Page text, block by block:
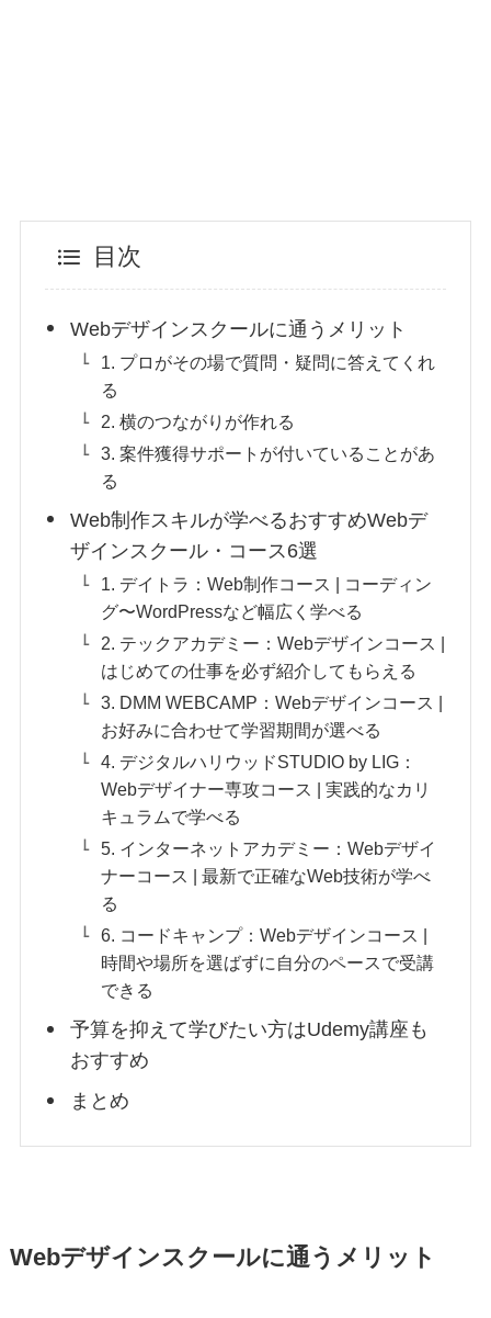
目次
Webデザインスクールに通うメリット
1. プロがその場で質問・疑問に答えてくれ
る
2. 横のつながりが作れる
3. 案件獲得サポートが付いていることがあ
る
Web制作スキルが学べるおすすめWebデ
ザインスクール・コース6選
1. デイトラ：Web制作コース | コーディン
グ〜WordPressなど幅広く学べる
2. テックアカデミー：Webデザインコース |
はじめての仕事を必ず紹介してもらえる
3. DMM WEBCAMP：Webデザインコース |
お好みに合わせて学習期間が選べる
4. デジタルハリウッドSTUDIO by LIG：
Webデザイナー専攻コース | 実践的なカリ
キュラムで学べる
5. インターネットアカデミー：Webデザイ
ナーコース | 最新で正確なWeb技術が学べ
る
6. コードキャンプ：Webデザインコース |
時間や場所を選ばずに自分のペースで受講
できる
予算を抑えて学びたい方はUdemy講座も
おすすめ
まとめ
Webデザインスクールに通うメリット